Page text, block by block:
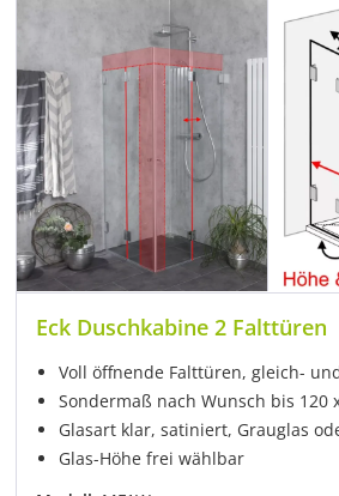
Eck Duschkabine 2 Falttüren
Voll öffnende Falttüren, gleich-
Sondermaß nach Wunsch bis 120
Glasart klar, satiniert, Grauglas
Glas-Höhe frei wählbar